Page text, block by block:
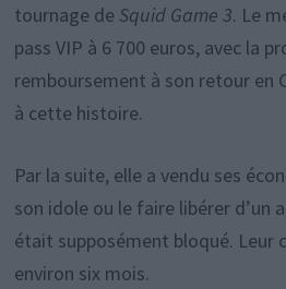
tournage de Squid Game 3. Le
pass VIP à 6 700 euros, avec la
remboursement à son retour en
à cette histoire.
Par la suite, elle a vendu ses
son idole ou le faire libérer d’un
était supposément bloqué. Leur
environ six mois.